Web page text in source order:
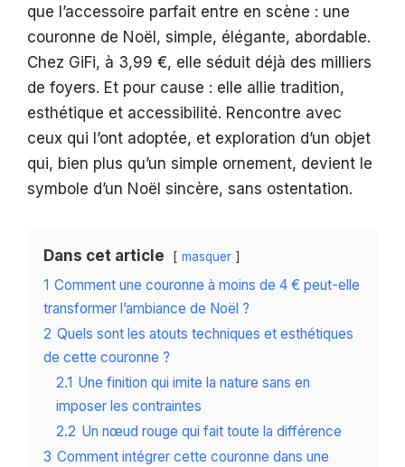
que l’accessoire parfait entre en scène : une
couronne de Noël, simple, élégante, abordable.
Chez GiFi, à 3,99 €, elle séduit déjà des milliers
de foyers. Et pour cause : elle allie tradition,
esthétique et accessibilité. Rencontre avec
ceux qui l’ont adoptée, et exploration d’un objet
qui, bien plus qu’un simple ornement, devient le
symbole d’un Noël sincère, sans ostentation.
Dans cet article masquer
1 Comment une couronne à moins de 4 € peut-elle
transformer l’ambiance de Noël ?
2 Quels sont les atouts techniques et esthétiques
de cette couronne ?
2.1 Une finition qui imite la nature sans en
imposer les contraintes
2.2 Un nœud rouge qui fait toute la différence
3 Comment intégrer cette couronne dans une